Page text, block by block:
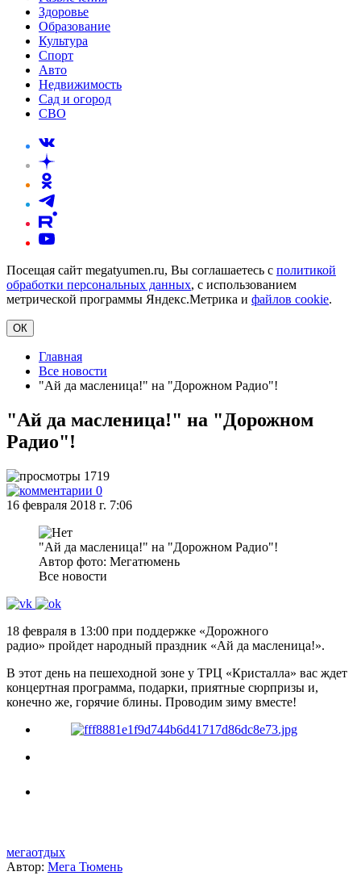
Здоровье
Образование
Культура
Спорт
Авто
Недвижимость
Сад и огород
СВО
Посещая сайт megatyumen.ru, Вы соглашаетесь с политикой
обработки персональных данных, с использованием
метрической программы Яндекс.Метрика и файлов cookie.
ОК
Главная
Все новости
"Ай да масленица!" на "Дорожном Радио"!
"Ай да масленица!" на "Дорожном
Радио"!
1719
0
16 февраля 2018 г. 7:06
"Ай да масленица!" на "Дорожном Радио"!
Автор фото: Мегатюмень
Все новости
18 февраля в 13:00 при поддержке «Дорожного
радио» пройдет народный праздник «Ай да масленица!».
В этот день на пешеходной зоне у ТРЦ «Кристалла» вас ждет
концертная программа, подарки, приятные сюрпризы и,
конечно же, горячие блины. Проводим зиму вместе!
мегаотдых
Автор: Мега Тюмень